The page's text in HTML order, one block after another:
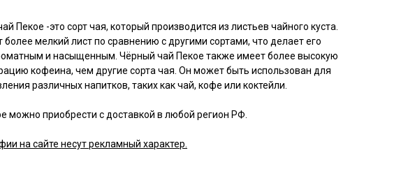
Пекое -это сорт чая, который производится из листьев чайного куста.
более мелкий лист по сравнению с другими сортами, что делает его
и насыщенным. Чёрный чай Пекое также имеет более высокую
кофеина, чем другие сорта чая. Он может быть использован для
различных напитков, таких как чай, кофе или коктейли.
можно приобрести с доставкой в любой регион РФ.
на сайте несут рекламный характер.